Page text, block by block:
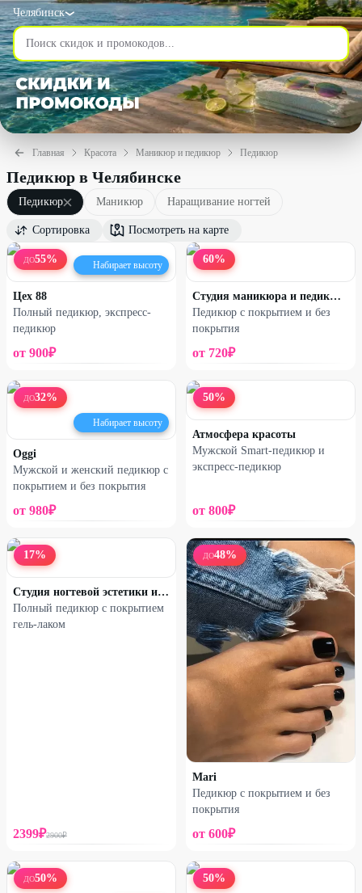
Челябинск
Главная Красота Маникюр и педикюр Педикюр
Педикюр в Челябинске
Педикюр Маникюр Наращивание ногтей
Сортировка Посмотреть на карте
ДО55% Набирает высоту
Цех 88
Полный педикюр, экспресс-
педикюр
от 900₽
60%
Студия маникюра и педикюра
Педикюр с покрытием и без
покрытия
от 720₽
ДО32%
Набирает высоту
Oggi
Мужской и женский педикюр с
покрытием и без покрытия
от 980₽
50%
Атмосфера красоты
Мужской Smart-педикюр и
экспресс-педикюр
от 800₽
17%
Студия ногтевой эстетики и тела
Полный педикюр с покрытием
гель-лаком
2399₽2900₽
ДО48%
Mari
Педикюр с покрытием и без
покрытия
от 600₽
ДО50% 50%